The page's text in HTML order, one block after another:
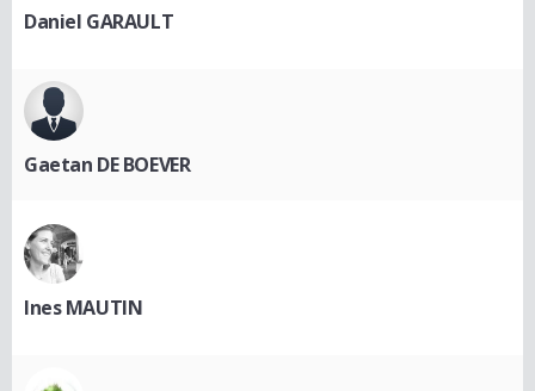
Daniel GARAULT
Gaetan DE BOEVER
Ines MAUTIN